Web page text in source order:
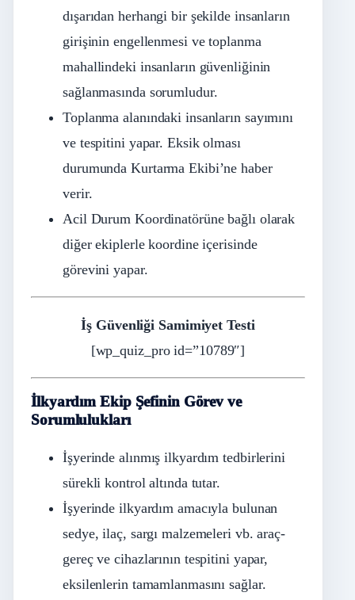
dışarıdan herhangi bir şekilde insanların
girişinin engellenmesi ve toplanma
mahallindeki insanların güvenliğinin
sağlanmasında sorumludur.
Toplanma alanındaki insanların sayımını
ve tespitini yapar. Eksik olması
durumunda Kurtarma Ekibi’ne haber
verir.
Acil Durum Koordinatörüne bağlı olarak
diğer ekiplerle koordine içerisinde
görevini yapar.
İş Güvenliği Samimiyet Testi
[wp_quiz_pro id=”10789″]
İlkyardım Ekip Şefinin Görev ve
Sorumlulukları
İşyerinde alınmış ilkyardım tedbirlerini
sürekli kontrol altında tutar.
İşyerinde ilkyardım amacıyla bulunan
sedye, ilaç, sargı malzemeleri vb. araç-
gereç ve cihazlarının tespitini yapar,
eksilenlerin tamamlanmasını sağlar.